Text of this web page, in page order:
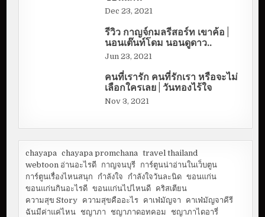
Dec 23, 2021
รีวิว กาญจ์กมลรีสอร์ท เขาค้อ |
นอนเต๊นท์โดม นอนดูดาว..
Jun 23, 2021
คนที่เรารัก คนที่รักเรา หรือจะไม่
เลือกใครเลย | วันทองไร้ใจ
Nov 3, 2021
chayapa chayapa promchana
travel thailand
webtoon อ่านอะไรดี กาญจนบุรี การ์ตูนน่าอ่านในเว็บตูน
การ์ตูนเรื่องไหนสนุก
กำลังใจ กำลังใจวันละนิด ขอนแก่น
ขอนแก่นกินอะไรดี ขอนแก่นไปไหนดี คริสเตียน
ความสุข Story ความสุขคืออะไร คาเฟ่มัญจา
คาเฟ่มัญจาคีรี
ฉันมีค่าแค่ไหน ชญาภา ชญาภาดอทคอม
ชญาภาไดอารี่